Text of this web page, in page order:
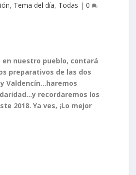
, Tema del día, Todas | 0
nuestro pueblo, contará
preparativos de las dos
Valdencín…haremos
recordaremos los
2018. Ya ves, ¡Lo mejor